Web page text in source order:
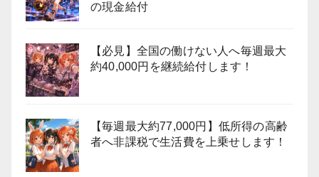
の現金給付
【必見】全国の働けない人へ毎週最大
約40,000円を継続給付します！
【毎週最大約77,000円】低所得の高齢
者へ非課税で生活費を上乗せします！